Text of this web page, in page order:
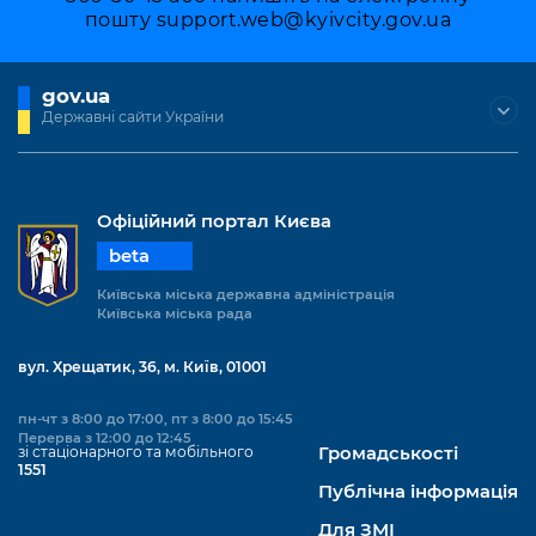
Підприємства, установи, організації
Kyiv International Relations
Річні звіти
Гендерна політика
Безбар'єрність
Київська міська військова адміністрація
Портал Захисників та Захисниць
Важливе під час воєнного стану
Уряд» – місцевий рівень»
Важливе під час воєнного стану
Про відкриті дані
Публічні дашборди
пошту support.web@kyivcity.gov.ua
gov.ua
Державні сайти України
Офіційний портал Києва
beta
Київська міська державна адміністрація
Київська міська рада
вул. Хрещатик, 36, м. Київ, 01001
пн-чт з 8:00 до 17:00, пт з 8:00 до 15:45
Перерва з 12:00 до 12:45
зі стаціонарного та мобільного
1551
Громадськості
Публічна інформація
Для ЗМІ